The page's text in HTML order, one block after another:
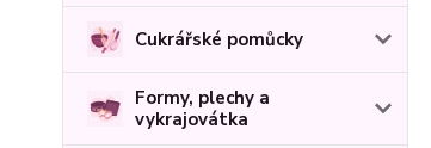
Cukrářské pomůcky
Formy, plechy a
vykrajovátka